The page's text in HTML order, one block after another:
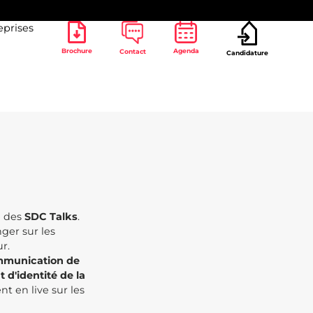
Brochure Contact Agenda Candidature
des SDC Talks.
sur les
de
d'identité de la
en live sur les